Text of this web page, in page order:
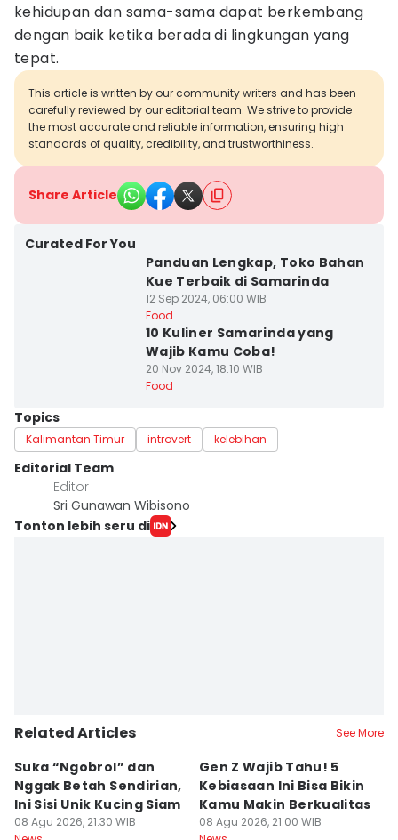
kehidupan dan sama-sama dapat berkembang
dengan baik ketika berada di lingkungan yang
tepat.
This article is written by our community writers and has been
carefully reviewed by our editorial team. We strive to provide
the most accurate and reliable information, ensuring high
standards of quality, credibility, and trustworthiness.
Share Article
Curated For You
Panduan Lengkap, Toko Bahan
Kue Terbaik di Samarinda
12 Sep 2024, 06:00 WIB
Food
10 Kuliner Samarinda yang
Wajib Kamu Coba!
20 Nov 2024, 18:10 WIB
Food
Topics
Kalimantan Timur introvert kelebihan
Editorial Team
Editor
Sri Gunawan Wibisono
Tonton lebih seru di
Related Articles See More
Suka “Ngobrol” dan
Nggak Betah Sendirian,
Ini Sisi Unik Kucing Siam
08 Agu 2026, 21:30 WIB
Gen Z Wajib Tahu! 5
Kebiasaan Ini Bisa Bikin
Kamu Makin Berkualitas
08 Agu 2026, 21:00 WIB